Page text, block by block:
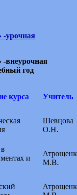
-урочная
-внеурочная
год
курса Учитель
Шевцова
О.Н.
и
М.В.